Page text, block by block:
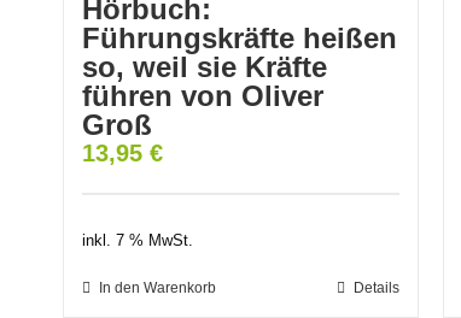
Hörbuch:
Führungskräfte heißen
so, weil sie Kräfte
führen von Oliver
Groß
13,95 €
inkl. 7 % MwSt.
In den Warenkorb Details